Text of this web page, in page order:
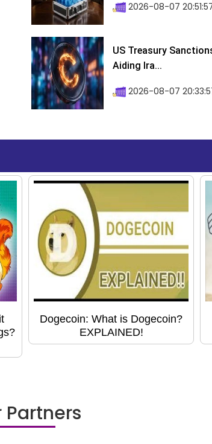
2026-08-07
US Treasury
Aiding Ira...
2026-08-07
Dogecoin: What is Dogecoin?
EXPLAINED!
Partners